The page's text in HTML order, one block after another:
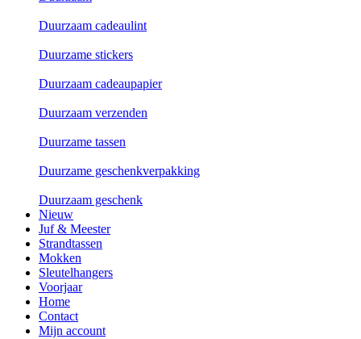
Duurzaam cadeaulint
Duurzame stickers
Duurzaam cadeaupapier
Duurzaam verzenden
Duurzame tassen
Duurzame geschenkverpakking
Duurzaam geschenk
Nieuw
Juf & Meester
Strandtassen
Mokken
Sleutelhangers
Voorjaar
Home
Contact
Mijn account